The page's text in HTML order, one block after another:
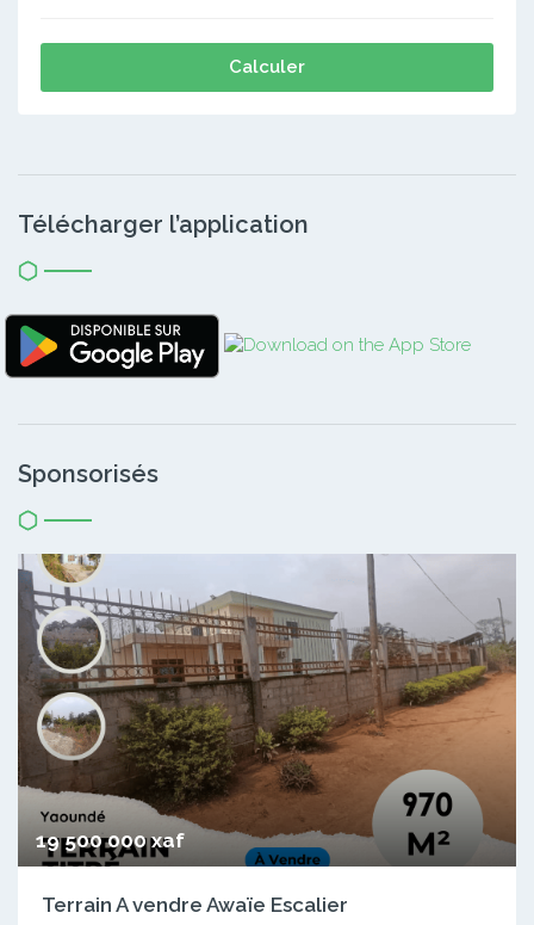
Calculer
Télécharger l’application
Sponsorisés
19 500 000 xaf
Terrain A vendre Awaïe Escalier